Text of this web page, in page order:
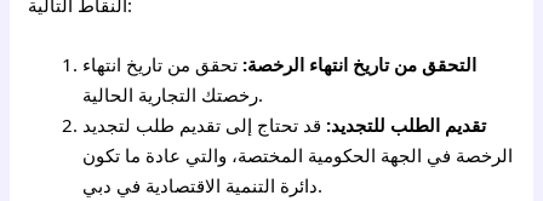
التحقق من تاريخ انتهاء الرخصة: تحقق من تاريخ انتهاء
رخصتك التجارية الحالية.
تقديم الطلب للتجديد: قد تحتاج إلى تقديم طلب لتجديد
الرخصة في الجهة الحكومية المختصة، والتي عادة ما تكون
دائرة التنمية الاقتصادية في دبي.